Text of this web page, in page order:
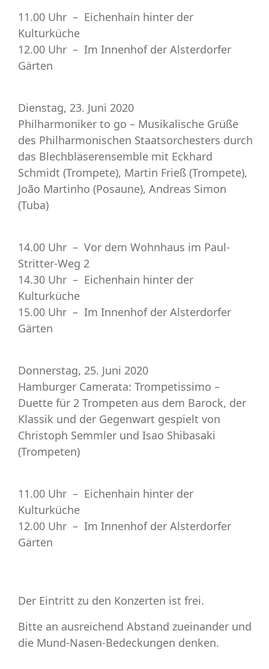
11.00 Uhr – Eichenhain hinter der
Kulturküche
12.00 Uhr – Im Innenhof der Alsterdorfer
Gärten
Dienstag, 23. Juni 2020
Philharmoniker to go – Musikalische Grüße
des Philharmonischen Staatsorchesters durch
das Blechbläserensemblemit Eckhard
Schmidt (Trompete), Martin Frieß (Trompete),
João Martinho (Posaune), Andreas Simon
(Tuba)
14.00 Uhr – Vor dem Wohnhaus im Paul-
Stritter-Weg 2
14.30 Uhr – Eichenhain hinter der
Kulturküche
15.00 Uhr – Im Innenhof der Alsterdorfer
Gärten
Donnerstag, 25. Juni 2020
Hamburger Camerata: Trompetissimo –
Duette für 2 Trompeten aus dem Barock, der
Klassik und der Gegenwart gespielt von
Christoph Semmler und Isao Shibasaki
(Trompeten)
11.00 Uhr – Eichenhain hinter der
Kulturküche
12.00 Uhr – Im Innenhof der Alsterdorfer
Gärten
Der Eintritt zu den Konzerten ist frei.
Bitte an ausreichend Abstand zueinander und
die Mund-Nasen-Bedeckungen denken.